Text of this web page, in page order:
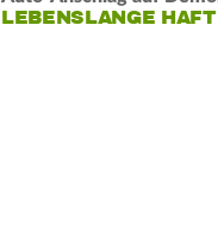
LEBENSLANGE HAFT